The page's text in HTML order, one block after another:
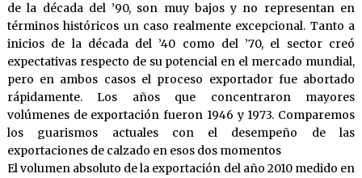
de la década del ’90, son muy bajos y no representan en
términos históricos un caso realmente excepcional. Tanto a
inicios de la década del ’40 como del ’70, el sector creó
expectativas respecto de su potencial en el mercado mundial,
pero en ambos casos el proceso exportador fue abortado
rápidamente. Los años que concentraron mayores
volúmenes de exportación fueron 1946 y 1973. Comparemos
los guarismos actuales con el desempeño de las
exportaciones de calzado en esos dos momentos
El volumen absoluto de la exportación del año 2010 medido en